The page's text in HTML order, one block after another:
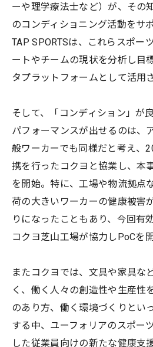
ーや理学療法士など）が、その
のコンディショニング活動をサ
TAP SPORTSは、これらスポー
ートやチームの現状を分析し目
タプラットフォームとして活用
そして、「コンディション」が
パフォーマンスが出せるのは、
般ワーカーでも同様だと考え、
携を行ったコクヨと協業し、本
を開始。特に、工場や物流拠点
荷の大きいワーカーの健康被害
りになったこともあり、今回有
コクヨ芝山工場が協力しPoCを
またコクヨでは、文具や家具な
く、働く人々の創造性や生産性
のあり方、働く環境づくりとい
する中、ユーフォリアのスポー
した従業員向けの新たな健康支